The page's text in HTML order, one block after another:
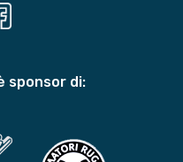
sponsor di: